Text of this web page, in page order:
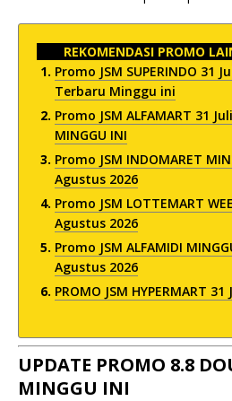
REKOMENDASI PROMO
Promo JSM SUPERINDO 31
Terbaru Minggu ini
Promo JSM ALFAMART 31
MINGGU INI
Promo JSM INDOMARET
Agustus 2026
Promo JSM LOTTEMART
Agustus 2026
Promo JSM ALFAMIDI
Agustus 2026
PROMO JSM HYPERMART
UPDATE PROMO 8.8
MINGGU INI